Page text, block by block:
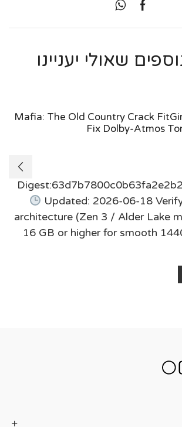
שאולי יעניינו
Mafia: The Old Country Crack
Fix Dolby-Atmos
Updated: 2026-06-18
architecture (Zen 3 / Alder Lake
16 GB or higher for smooth